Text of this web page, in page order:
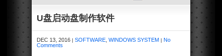
U盘启动盘制作软件
DEC 13, 2016 | SOFTWARE WINDOWS SYSTEM | No
Comments